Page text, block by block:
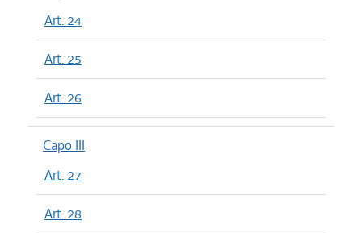
Art. 24
Art. 25
Art. 26
Capo III
Art. 27
Art. 28